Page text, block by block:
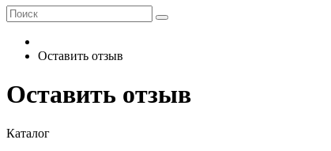
Оставить отзыв
Оставить отзыв
Каталог